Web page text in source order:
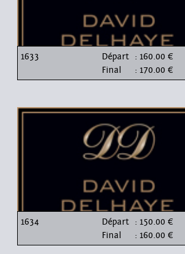
1633 Départ : 160.00 €
Final
: 170.00 €
1634 Départ : 150.00 €
Final
: 160.00 €